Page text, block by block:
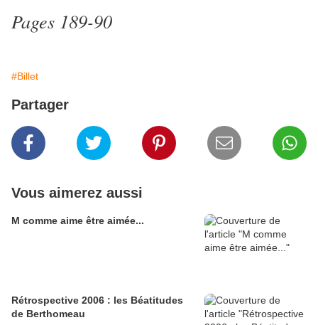
Pages 189-90
#Billet
Partager
Vous aimerez aussi
M comme aime être aimée...
Rétrospective 2006 : les Béatitudes
de Berthomeau